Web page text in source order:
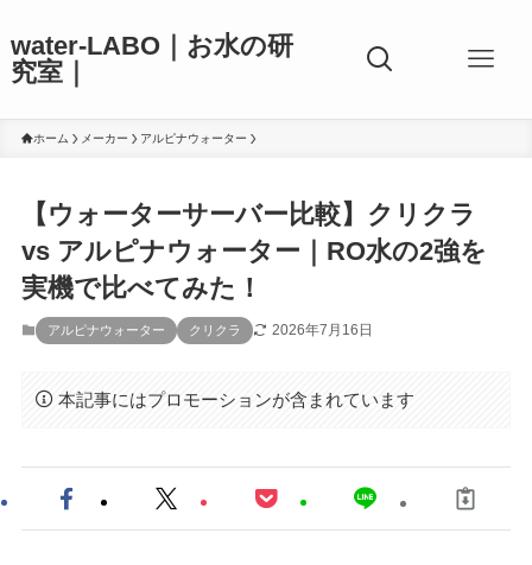
water-LABO｜お水の研
究室｜
ホーム メーカー アルピナウォーター
【ウォーターサーバー比較】クリクラ
vs アルピナウォーター｜RO水の2強を
実機で比べてみた！
アルピナウォーター クリクラ 2026年7月16日
本記事にはプロモーションが含まれています